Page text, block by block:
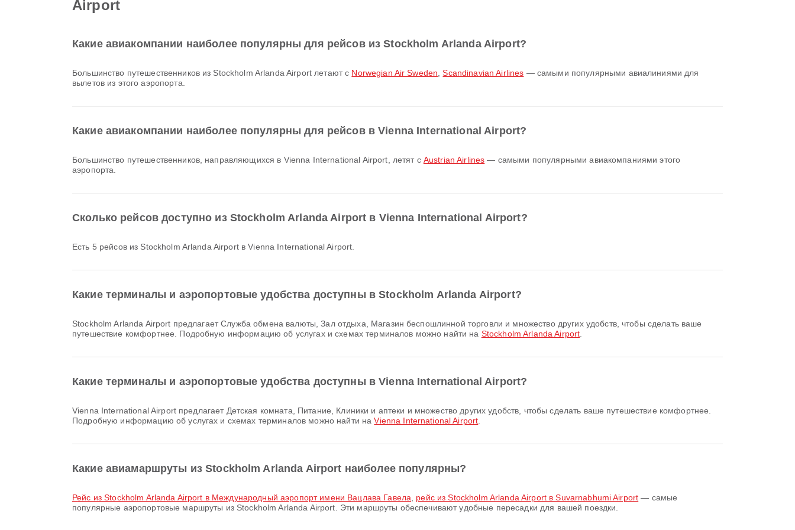
Airport
Какие авиакомпании наиболее популярны для рейсов из Stockholm Arlanda Airport?
Большинство путешественников из Stockholm Arlanda Airport летают с Norwegian Air Sweden ,Scandinavian Airlines — самыми популярными авиалиниями для
вылетов из этого аэропорта.
Какие авиакомпании наиболее популярны для рейсов в Vienna International Airport?
Большинство путешественников, направляющихся в Vienna International Airport, летят с Austrian Airlines — самыми популярными авиакомпаниями этого
аэропорта.
Сколько рейсов доступно из Stockholm Arlanda Airport в Vienna International Airport?
Есть 5 рейсов из Stockholm Arlanda Airport в Vienna International Airport.
Какие терминалы и аэропортовые удобства доступны в Stockholm Arlanda Airport?
Stockholm Arlanda Airport предлагает Служба обмена валюты, Зал отдыха, Магазин беспошлинной торговли и множество других удобств, чтобы сделать ваше
путешествие комфортнее. Подробную информацию об услугах и схемах терминалов можно найти на Stockholm Arlanda Airport
Какие терминалы и аэропортовые удобства доступны в Vienna International Airport?
Vienna International Airport предлагает Детская комната, Питание, Клиники и аптеки и множество других удобств, чтобы сделать ваше путешествие комфортнее.
Подробную информацию об услугах и схемах терминалов можно найти наVienna International Airport
Какие авиамаршруты из Stockholm Arlanda Airport наиболее популярны?
рейс из Stockholm Arlanda Airport в Международный аэропорт имени Вацлава Гавела рейс из Stockholm Arlanda Airport в Suvarnabhumi Airport — самые
популярные аэропортовые маршруты из Stockholm Arlanda Airport. Эти маршруты обеспечивают удобные пересадки для вашей поездки.